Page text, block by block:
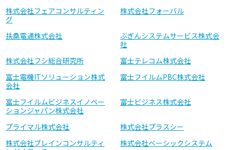
株式会社フェアコンサルティン
グ
株式会社フォーバル
扶桑電通株式会社
ぶぎんシステムサービス株式会
社
株式会社フシ総合研究所
富士テレコム株式会社
富士電機ITソリューション株式
会社
富士フイルムPBC株式会社
富士フイルムビジネスイノベー
ションジャパン株式会社
富士ビジネス株式会社
プライマル株式会社
株式会社プラスシー
株式会社ブレインコンサルティ
株式会社ベーシックシステム